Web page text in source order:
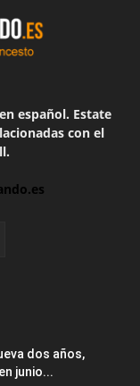
español. Estate
con el
dos años,
junio...